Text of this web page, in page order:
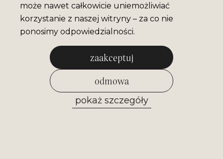
może nawet całkowicie uniemożliwiać
korzystanie z naszej witryny – za co nie
ponosimy odpowiedzialności.
zaakceptuj
odmowa
pokaż szczegóły
MAGNES MUZEUM